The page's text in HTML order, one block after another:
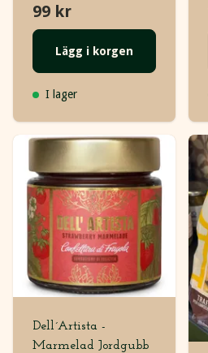
99 kr
Lägg i korgen
I lager
Dell´Artista -
Marmelad Jordgubb